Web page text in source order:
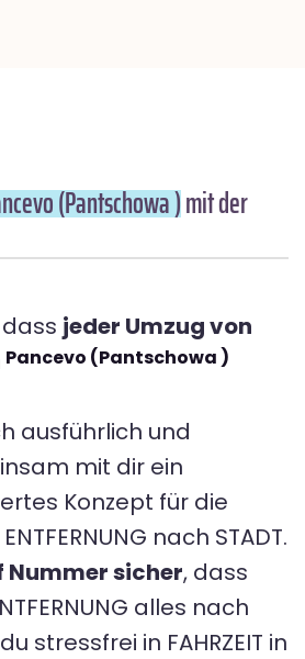
(Pantschowa )mit der
jeder Umzug von
Pancevo (Pantschowa )
ausführlich und
mit dir ein
Konzept für die
nach STADT.
Nummer sicher, dass
alles nach
stressfrei in FAHRZEIT in